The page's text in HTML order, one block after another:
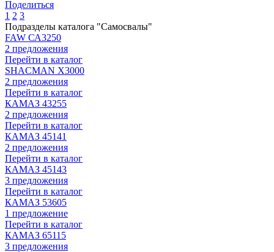
Поделиться
1 2 3
Подразделы каталога "Самосвалы"
FAW СА3250
2 предложения
Перейти в каталог
SHACMAN X3000
2 предложения
Перейти в каталог
КАМАЗ 43255
2 предложения
Перейти в каталог
КАМАЗ 45141
2 предложения
Перейти в каталог
КАМАЗ 45143
3 предложения
Перейти в каталог
КАМАЗ 53605
1 предложение
Перейти в каталог
КАМАЗ 65115
3 предложения